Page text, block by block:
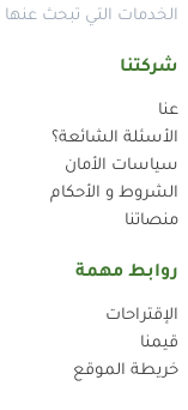
الخدمات التي تبحث عنها
شركتنا
عنا
الأسئلة الشائعة؟
سياسات الأمان
الشروط و الأحكام
منصاتنا
روابط مهمة
الإقتراحات
قيمنا
خريطة الموقع